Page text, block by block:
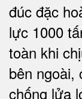
đúc đặc
lực 1000
toàn khi
bên ngoài,
chống lửa